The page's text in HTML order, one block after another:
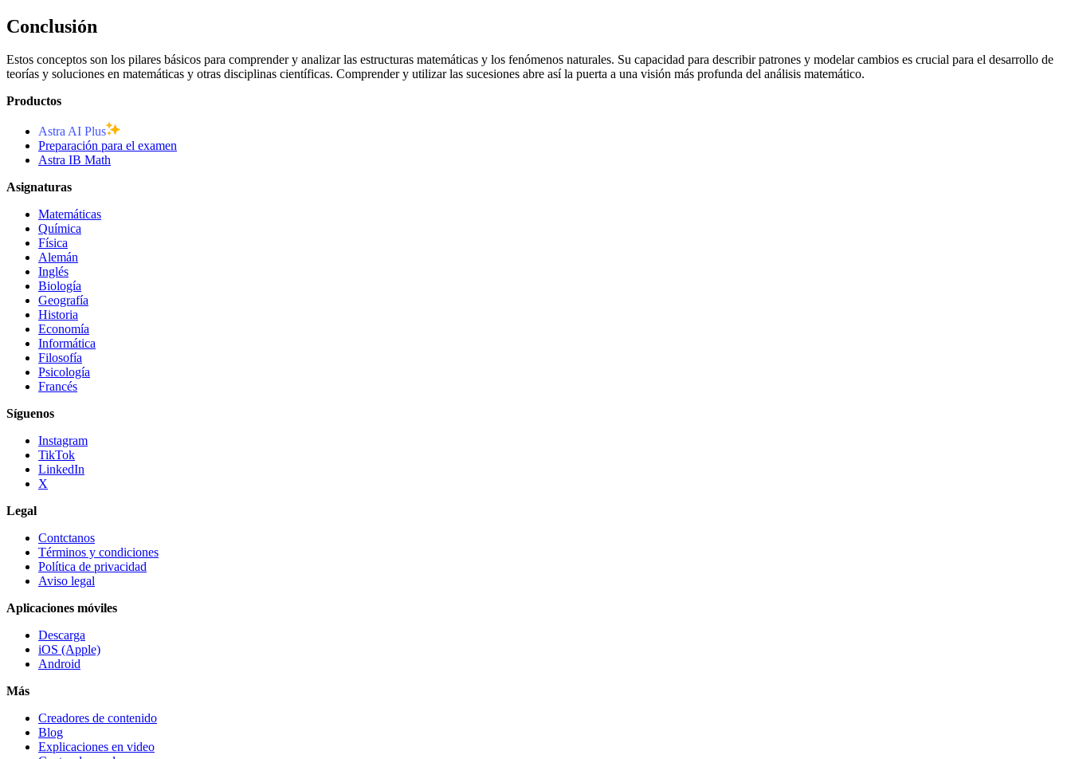
Conclusión
Estos conceptos son los pilares básicos para comprender y analizar las estructuras matemáticas y los fenómenos naturales. Su capacidad para describir patrones y modelar cambios es crucial para el desarrollo de
teorías y soluciones en matemáticas y otras disciplinas científicas. Comprender y utilizar las sucesiones abre así la puerta a una visión más profunda del análisis matemático.
Productos
Astra AI Plus
Preparación para el examen
Astra IB Math
Asignaturas
Matemáticas
Química
Física
Alemán
Inglés
Biología
Geografía
Historia
Economía
Informática
Filosofía
Psicología
Francés
Síguenos
Instagram
TikTok
LinkedIn
X
Legal
Contctanos
Términos y condiciones
Política de privacidad
Aviso legal
Aplicaciones móviles
Descarga
iOS (Apple)
Android
Más
Creadores de contenido
Blog
Explicaciones en video